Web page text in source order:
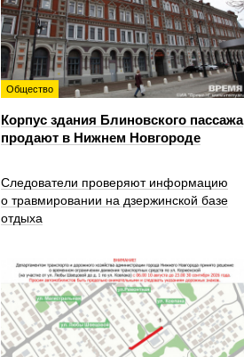
Общество
Корпус здания Блиновского пассажа
продают в Нижнем Новгороде
Следователи проверяют информацию
о травмировании на дзержинской базе
отдыха